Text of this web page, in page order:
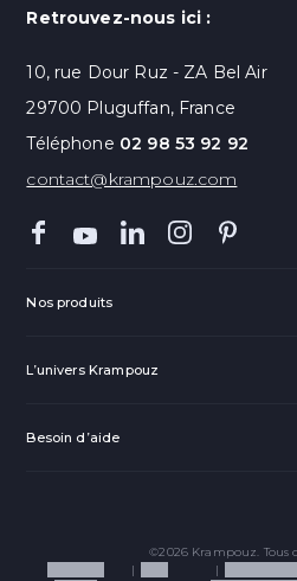
Retrouvez-nous ici :
10, rue Dour Ruz - ZA Bel Air
29700 Pluguffan, France
Téléphone 02 98 53 92 92
contact@krampouz.com
Nos produits
L’univers Krampouz
Besoin d’aide
©2026 Krampouz. Tous